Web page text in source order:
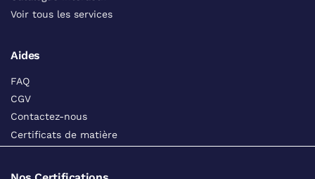
Voir tous les services
Aides
FAQ
CGV
Contactez-nous
Certificats de matière